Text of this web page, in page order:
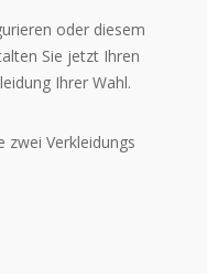
oder diesem
Sie jetzt Ihren
Ihrer Wahl.
zwei Verkleidungs